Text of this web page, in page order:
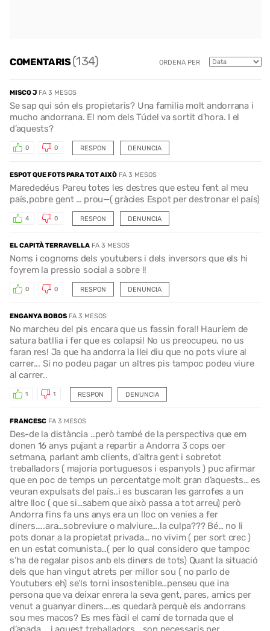
COMENTARIS(134) ORDENA PER
MISCO J FA 3 MESOS
Se sap qui són els propietaris? Una familia molt andorrana i
mucho andorrana. El nom dels Túdel va sortit d’hora. I el
d’aquests?
RESPON
0 0 DENUNCIA
ESPOT QUE FOTS PARA TOT AIXÒ FA 3 MESOS
Marededéus Pareu totes les destres que esteu fent al meu
país,pobre gent … prou—( gràcies Espot per destronar el país)
RESPON
4 0 DENUNCIA
EL CAPITÀ TERRAVELLA FA 3 MESOS
Noms i cognoms dels youtubers i dels inversors que els hi
foyrem la pressio social a sobre !!
RESPON
0 0 DENUNCIA
ENGANYA BOBOS FA 3 MESOS
No marcheu del pis encara que us fassin fora!! Hauríem de
satura batllia i fer que es colapsi! No us preocupeu, no us
faran res! Ja que ha andorra la llei diu que no pots viure al
carrer... Si no podeu pagar un altres pis tampoc podeu viure
al carrer..
RESPON
1 1 DENUNCIA
FRANCESC FA 3 MESOS
Des-de la distància …però també de la perspectiva que em
donen 16 anys pujant a repartir a Andorra 3 cops oer
setmana, parlant amb clients, d’altra gent i sobretot
treballadors ( majoria portuguesos i espanyols ) puc afirmar
que en poc de temps un percentatge molt gran d’aquests… es
veuran expulsats del país..i es buscaran les garrofes a un
altre lloc ( que si…sabem que això passa a tot arreu) però
Andorra fins fa uns anys era un lloc on venies a fer
diners…..ara…sobreviure o malviure….la culpa??? Bé… no li
pots donar a la propietat privada… no vivim ( per sort crec )
en un estat comunista…( per lo qual considero que tampoc
s’ha de regalar pisos anb els diners de tots) Quant la situació
dels que han vingut atrets per millor sou ( no parlo de
Youtubers eh) se’ls torni insostenible…penseu que ina
persona que va deixar enrera la seva gent, pares, amics per
venut a guanyar diners….es quedarà perquè els andorrans
sou mes macos? Es mes fàcil el camí de tornada que el